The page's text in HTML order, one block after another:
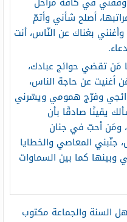
أصلح شأني وأتمّ
بغناك عن النّاس، أنت
مَن تقضي حوائج عبادك،
أغنيت عن حاجة الناس،
وفرّج همومي ويسّرني
يقينًا صادقًا بأن
ومَن أحبّ في جنان
جنّبني المعاصي والخطايا
وبينها كما بين السماوات
السنة والجماعة مكتوب